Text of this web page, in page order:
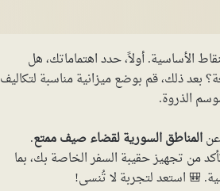
الأساسية. أولاً، حدد اهتماماتك، هل
بعد ذلك، قم بوضع ميزانية مناسبة لتكاليف
الذروة.
المناطق السورية لقضاء صيف ممتع.
من تجهيز حقيبة السفر الخاصة بك، بما
🎒 استعد لتجربة لا تُنسى!